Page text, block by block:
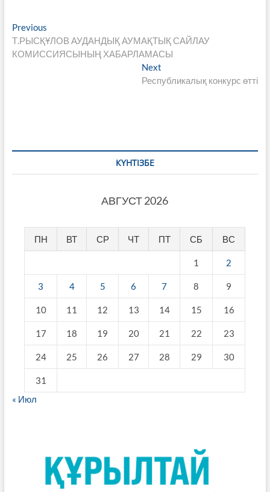
Навигация
по
PreviousPrevious
post:
Т.РЫСҚҰЛОВ АУДАНДЫҚ АУМАҚТЫҚ САЙЛАУ
КОМИССИЯСЫНЫҢ ХАБАРЛАМАСЫ
Next
post:
Республикалық конкурс өтті
КҮНТІЗБЕ
АВГУСТ 2026
ПН ВТ СР ЧТ ПТ СБ ВС
1 2
3 4 5 6 7 8 9
10 11 12 13 14 15 16
17 18 19 20 21 22 23
24 25 26 27 28 29 30
31
« Июл